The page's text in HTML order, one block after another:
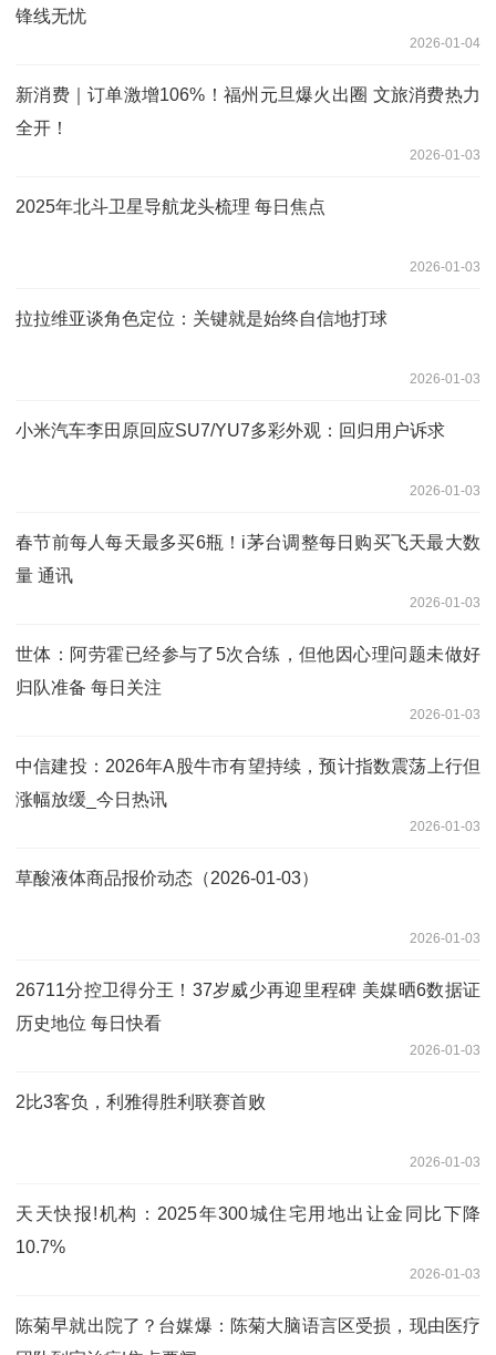
锋线无忧
2026-01-04
新消费｜订单激增106%！福州元旦爆火出圈 文旅消费热力
全开！
2026-01-03
2025年北斗卫星导航龙头梳理 每日焦点
2026-01-03
拉拉维亚谈角色定位：关键就是始终自信地打球
2026-01-03
小米汽车李田原回应SU7/YU7多彩外观：回归用户诉求
2026-01-03
春节前每人每天最多买6瓶！i茅台调整每日购买飞天最大数
量 通讯
2026-01-03
世体：阿劳霍已经参与了5次合练，但他因心理问题未做好
归队准备 每日关注
2026-01-03
中信建投：2026年A股牛市有望持续，预计指数震荡上行但
涨幅放缓_今日热讯
2026-01-03
草酸液体商品报价动态（2026-01-03）
2026-01-03
26711分控卫得分王！37岁威少再迎里程碑 美媒晒6数据证
历史地位 每日快看
2026-01-03
2比3客负，利雅得胜利联赛首败
2026-01-03
天天快报!机构：2025年300城住宅用地出让金同比下降
10.7%
2026-01-03
陈菊早就出院了？台媒爆：陈菊大脑语言区受损，现由医疗